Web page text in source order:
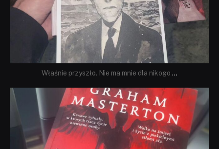
Właśnie przyszło. Nie ma mnie dla nikogo ...
dobryhorror
Sie 23